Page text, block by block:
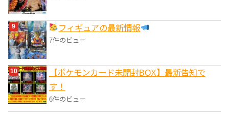
フィギュアの最新情報
7件のビュー
【ポケモンカード未開封BOX】最新告知で
す！
6件のビュー